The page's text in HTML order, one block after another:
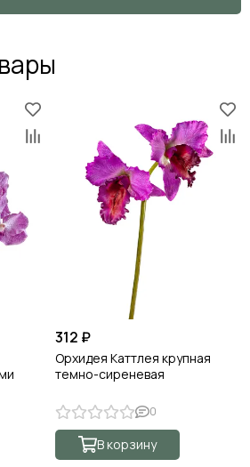
312 ₽
Орхидея Каттлея крупная
темно-сиреневая
0
В корзину